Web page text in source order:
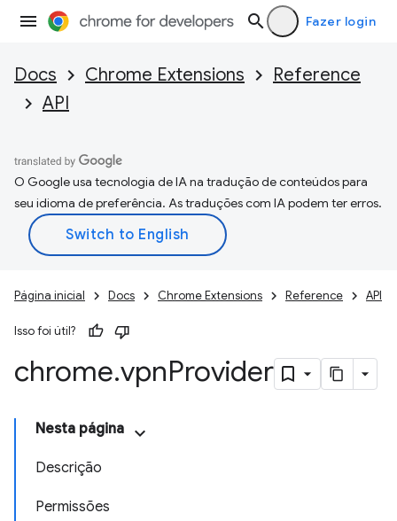
Fazer login
Docs Chrome Extensions
Reference
API
O Google usa tecnologia de IA na tradução de conteúdos para
seu idioma de preferência. As traduções com IA podem ter erros.
Página inicial Docs Chrome Extensions Reference API
Isso foi útil?
chrome.vpnProvider
Nesta página
Descrição
Permissões